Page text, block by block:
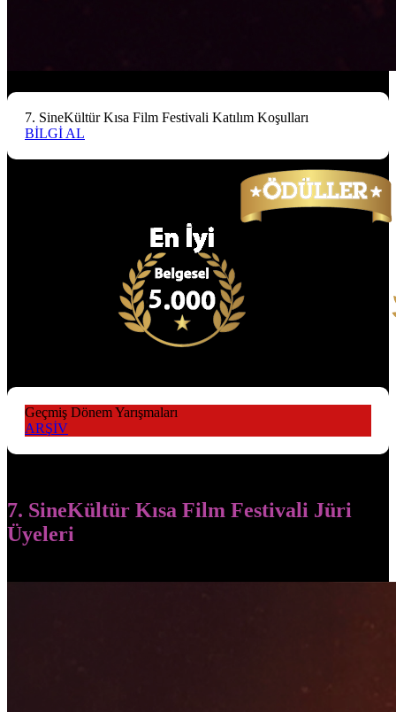
7. SineKültür Kısa Film Festivali Katılım Koşulları
BİLGİ AL
Geçmiş Dönem Yarışmaları
ARŞİV
7. SineKültür Kısa Film Festivali Jüri
Üyeleri